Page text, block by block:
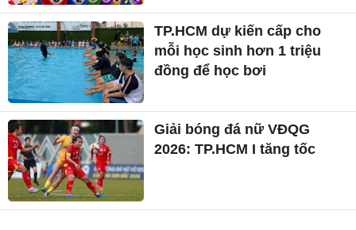
TP.HCM dự kiến cấp cho
mỗi học sinh hơn 1 triệu
đồng để học bơi
Giải bóng đá nữ VĐQG
2026: TP.HCM I tăng tốc